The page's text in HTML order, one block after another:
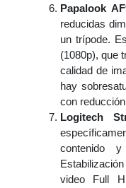
Papalook
reducidas
un trípode.
(1080p), que
calidad de
hay
con
Logitech
contenido
video Full